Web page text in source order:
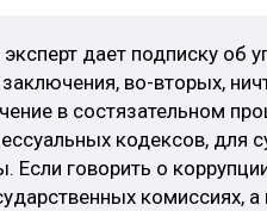
дает подписку об
во-вторых,
в состязательном
кодексов, для
Если говорить о
комиссиях,